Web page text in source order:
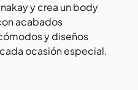
y crea un body
acabados
y diseños
ocasión especial.